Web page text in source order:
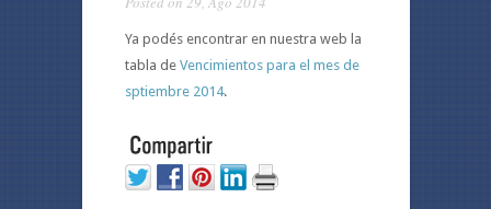
Ya podés encontrar en nuestra web la
tabla de Vencimientos para el mes de
sptiembre 2014.